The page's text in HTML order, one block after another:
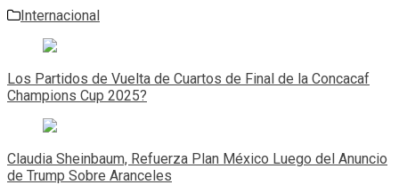
Internacional
Navegación
de
entradas
Los Partidos de Vuelta de Cuartos de Final de la Concacaf
Champions Cup 2025?
Claudia Sheinbaum, Refuerza Plan México Luego del Anuncio
de Trump Sobre Aranceles